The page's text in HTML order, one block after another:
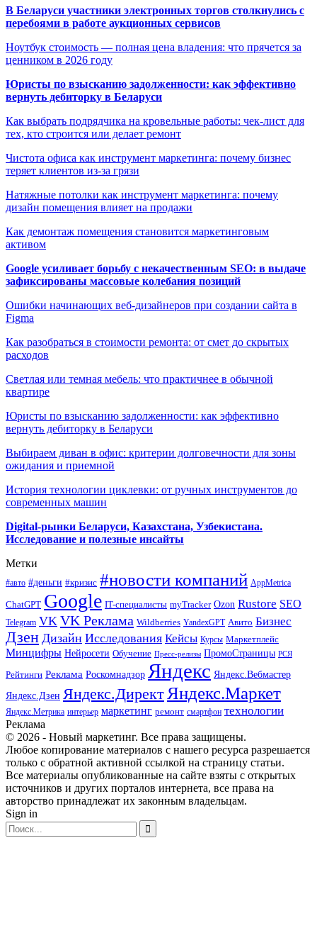
В Беларуси участники электронных торгов столкнулись с
перебоями в работе аукционных сервисов
Ноутбук стоимость — полная цена владения: что прячется за
ценником в 2026 году
Юристы по взысканию задолженности: как эффективно
вернуть дебиторку в Беларуси
Как выбрать подрядчика на кровельные работы: чек-лист для
тех, кто строится или делает ремонт
Чистота офиса как инструмент маркетинга: почему бизнес
теряет клиентов из-за грязи
Натяжные потолки как инструмент маркетинга: почему
дизайн помещения влияет на продажи
Как демонтаж помещения становится маркетинговым
активом
Google усиливает борьбу с некачественным SEO: в выдаче
зафиксированы массовые колебания позиций
Ошибки начинающих веб-дизайнеров при создании сайта в
Figma
Как разобраться в стоимости ремонта: от смет до скрытых
расходов
Светлая или темная мебель: что практичнее в обычной
квартире
Юристы по взысканию задолженности: как эффективно
вернуть дебиторку в Беларуси
Выбираем диван в офис: критерии долговечности для зоны
ожидания и приемной
История технологии циклевки: от ручных инструментов до
современных машин
Digital-рынки Беларуси, Казахстана, Узбекистана.
Исследование и полезные инсайты
Метки
#авто #деньги #кризис #новости компаний AppMetrica
ChatGPT Google IT-специалисты myTracker Ozon Rustore SEO
Telegram VK VK Реклама Wildberries YandexGPT Авито Бизнес
Дзен Дизайн Исследования Кейсы Курсы Маркетплейс
Минцифры Нейросети Обучение Пресс-релизы ПромоСтраницы РСЯ
Рейтинги Реклама Роскомнадзор Яндекс Яндекс.Вебмастер
Яндекс.Дзен Яндекс.ДиректЯндекс.Маркет
Яндекс.Метрика интерьер маркетинг ремонт смартфон технологии
Реклама
© 2026 - Новый маркетинг. Все права защищены.
Любое копирование материалов с нашего ресурса разрешается
только с обратной активной ссылкой на страницу статьи.
Все материалы опубликованные на сайте взяты с открытых
источников и других порталов интернета, все права на
авторство принадлежат их законным владельцам.
Sign in